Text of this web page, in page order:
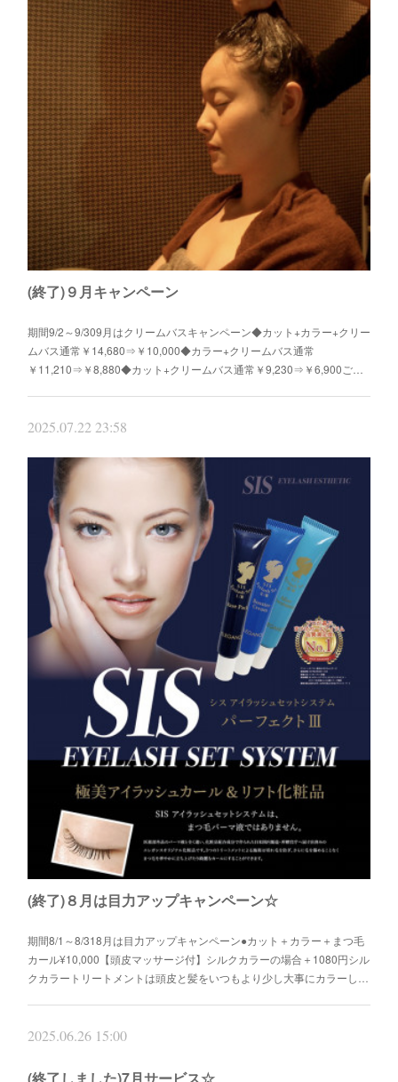
(終了)９月キャンペーン
期間9/2～9/309月はクリームバスキャンペーン◆カット+カラー+クリー
ムバス通常￥14,680⇒￥10,000◆カラー+クリームバス通常
￥11,210⇒￥8,880◆カット+クリームバス通常￥9,230⇒￥6,900ご…
2025.07.22 23:58
(終了)８月は目力アップキャンペーン☆
期間8/1～8/318月は目力アップキャンペーン●カット＋カラー＋まつ毛
カール¥10,000【頭皮マッサージ付】シルクカラーの場合＋1080円シル
クカラートリートメントは頭皮と髪をいつもより少し大事にカラーし…
2025.06.26 15:00
(終了しました)7月サービス☆